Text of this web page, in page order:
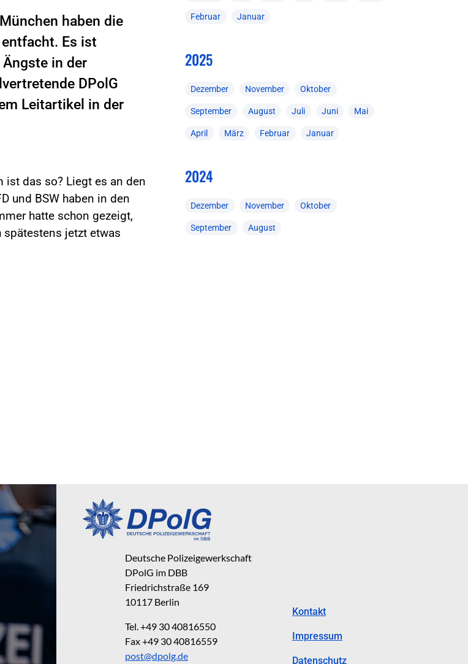
haben die
Es ist
in der
DPolG
Leitartikel in der
ist das so? Liegt es an den
und BSW haben in den
hatte schon gezeigt,
jetzt etwas
Februar Januar
2025
Dezember November Oktober
September August Juli Juni Mai
April März Februar Januar
2024
Dezember November Oktober
September August
Deutsche Polizeigewerkschaft
DPolG im DBB
Friedrichstraße 169
10117 Berlin
Tel. +49 30 40816550
Fax +49 30 40816559
post@dpolg.de
Kontakt
Impressum
Datenschutz